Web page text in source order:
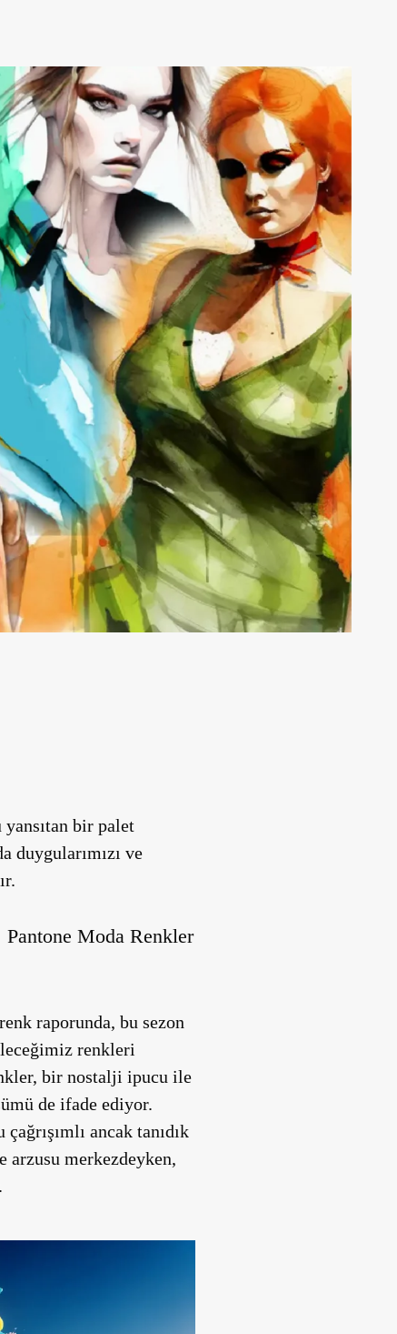
bir palet
duygularımızı ve
Moda Renkler
raporunda, bu sezon
renkleri
bir nostalji ipucu ile
de ifade ediyor.
ancak tanıdık
arzusu merkezdeyken,